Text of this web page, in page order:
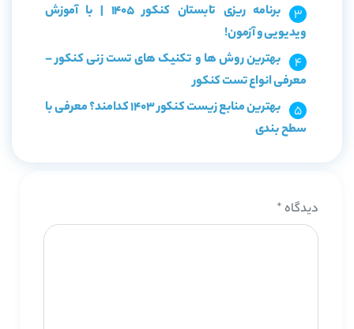
برنامه ریزی تابستان کنکور 1405 | با آموزش
ویدیویی و آزمون!
بهترین روش ها و تکنیک های تست زنی کنکور –
معرفی انواع تست کنکور
بهترین منابع زیست کنکور 1403 کدامند؟ معرفی با
سطح بندی
دیدگاه *